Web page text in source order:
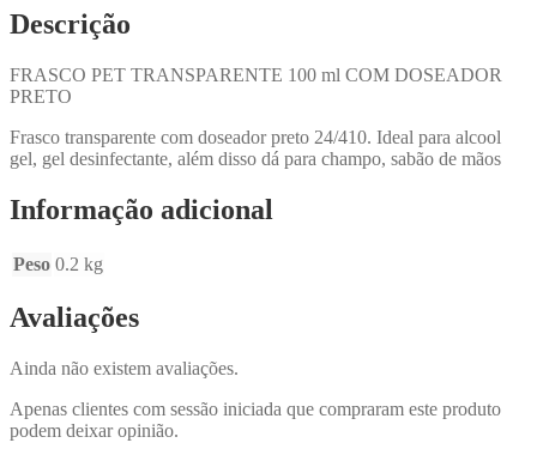
Descrição
FRASCO PET TRANSPARENTE 100 ml COM DOSEADOR
PRETO
Frasco transparente com doseador preto 24/410. Ideal para alcool
gel, gel desinfectante, além disso dá para champo, sabão de mãos
Informação adicional
Peso 0.2 kg
Avaliações
Ainda não existem avaliações.
Apenas clientes com sessão iniciada que compraram este produto
podem deixar opinião.